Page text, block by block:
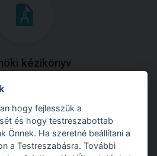
kézikönyv
az összes elméleti anyaggal és
példával!
hogy fejlesszük a
és hogy testreszabottab
Önnek. Ha szeretné beállítani a
a Testreszabásra. További